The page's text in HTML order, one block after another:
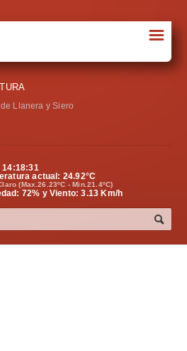
☰
Llanera y Siero
14:18:31
actual: 24.92°C
(Max.26.23ºC - Min.21.4ºC)
72% y Viento: 3.13 Km/h